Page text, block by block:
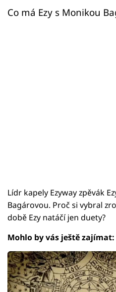
Co má Ezy s Monikou
Lídr kapely Ezyway zpěvák
Bagárovou. Proč si vybral
době Ezy natáčí jen duety?
Mohlo by vás ještě zajímat: